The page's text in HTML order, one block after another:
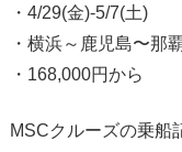
・4/29(金)-5/7(土)
・横浜～鹿児島〜那
・168,000円から
MSCクルーズの乗船